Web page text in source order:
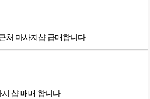
처 마사지샵 급매합니다.
샵 매매 합니다.